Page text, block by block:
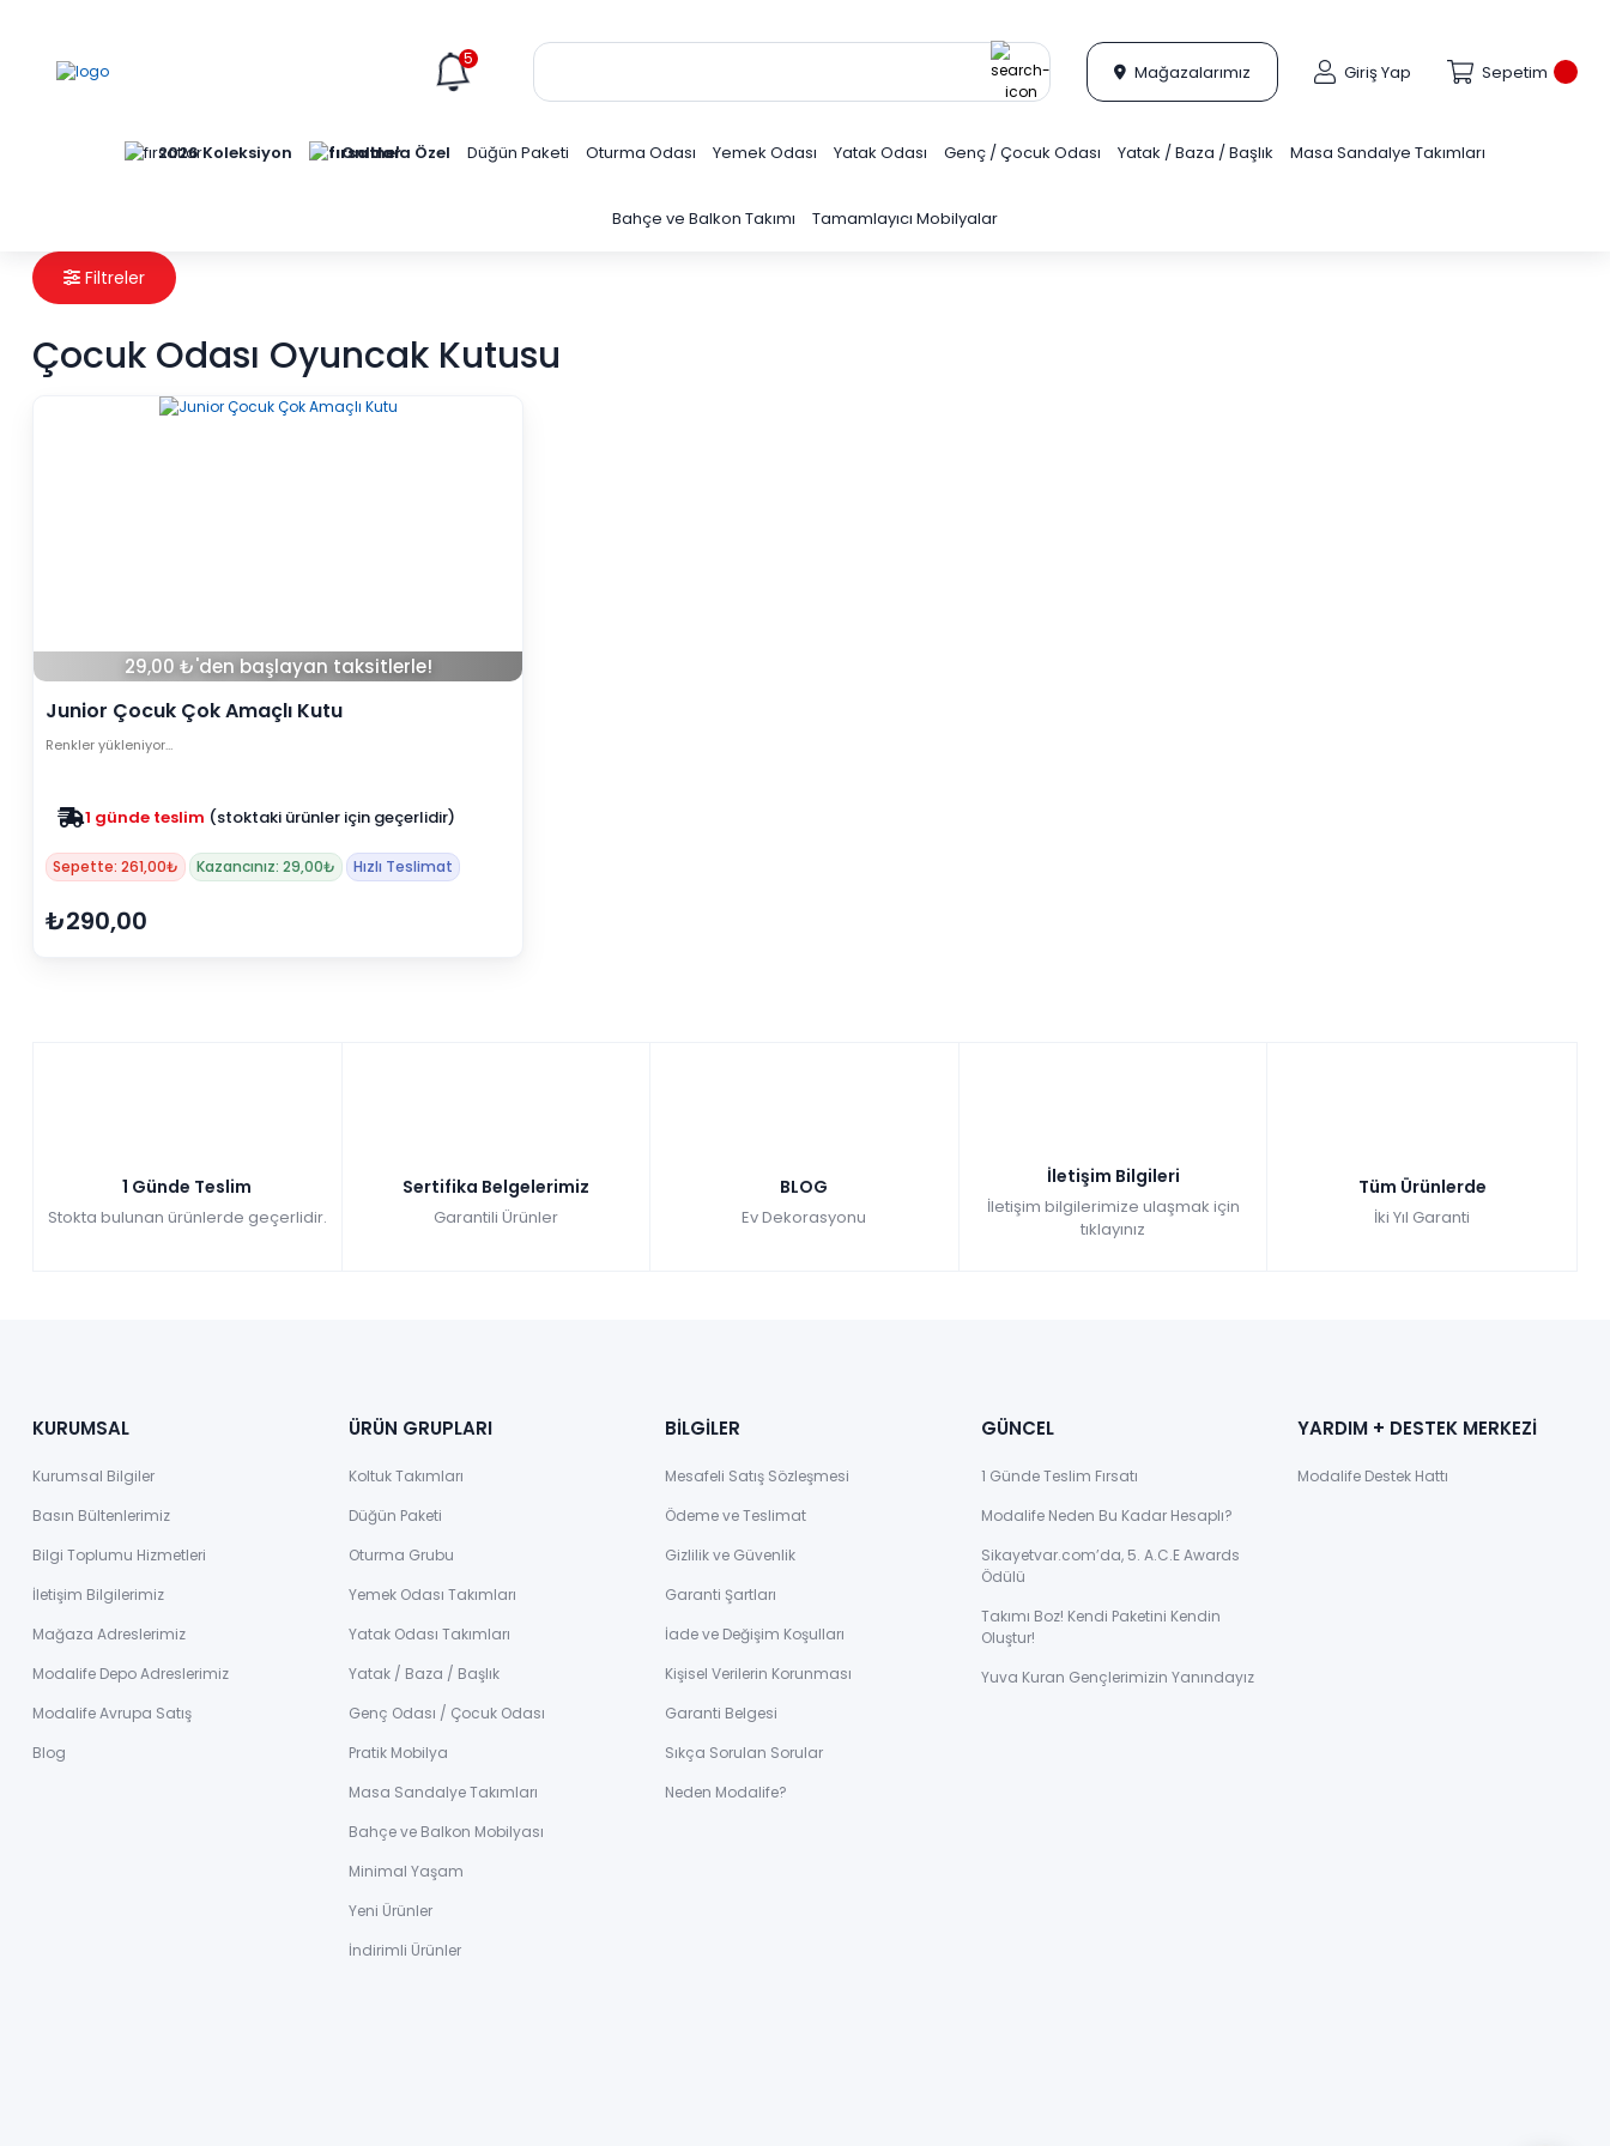
5
Mağazalarımız Giriş Yap Sepetim
2026 Koleksiyon Online'a Özel Düğün Paketi Oturma Odası Yemek Odası Yatak Odası Genç / Çocuk Odası Yatak / Baza / Başlık Masa Sandalye Takımları
Bahçe ve Balkon Takımı Tamamlayıcı Mobilyalar
Filtreler
Çocuk Odası Oyuncak Kutusu
29,00 ₺'den başlayan taksitlerle!
Junior Çocuk Çok Amaçlı Kutu
Renkler yükleniyor…
1 günde teslim (stoktaki ürünler için geçerlidir)
Sepette: 261,00₺ Kazancınız: 29,00₺ Hızlı Teslimat
₺290,00
1 Günde Teslim
Stokta bulunan ürünlerde geçerlidir.
Sertifika Belgelerimiz
Garantili Ürünler
BLOG
Ev Dekorasyonu
İletişim Bilgileri
İletişim bilgilerimize ulaşmak için
tıklayınız
Tüm Ürünlerde
İki Yıl Garanti
KURUMSAL
Kurumsal Bilgiler
Basın Bültenlerimiz
Bilgi Toplumu Hizmetleri
İletişim Bilgilerimiz
Mağaza Adreslerimiz
Modalife Depo Adreslerimiz
Modalife Avrupa Satış
Blog
ÜRÜN GRUPLARI
Koltuk Takımları
Düğün Paketi
Oturma Grubu
Yemek Odası Takımları
Yatak Odası Takımları
Yatak / Baza / Başlık
Genç Odası / Çocuk Odası
Pratik Mobilya
Masa Sandalye Takımları
Bahçe ve Balkon Mobilyası
Minimal Yaşam
Yeni Ürünler
İndirimli Ürünler
BİLGİLER
Mesafeli Satış Sözleşmesi
Ödeme ve Teslimat
Gizlilik ve Güvenlik
Garanti Şartları
İade ve Değişim Koşulları
Kişisel Verilerin Korunması
Garanti Belgesi
Sıkça Sorulan Sorular
Neden Modalife?
GÜNCEL
1 Günde Teslim Fırsatı
Modalife Neden Bu Kadar Hesaplı?
Sikayetvar.com’da, 5. A.C.E Awards
Ödülü
Takımı Boz! Kendi Paketini Kendin
Oluştur!
Yuva Kuran Gençlerimizin Yanındayız
YARDIM + DESTEK MERKEZİ
Modalife Destek Hattı